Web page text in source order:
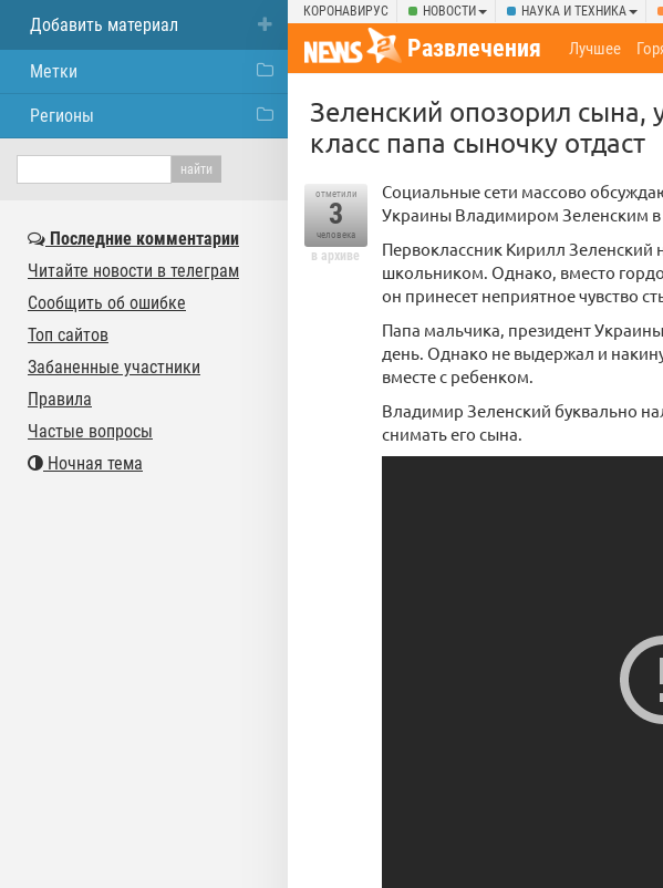
КОРОНАВИРУС НОВОСТИ НАУКА И ТЕХНИКА
Развлечения Лучшее
Зеленский опозорил сына,
класс папа сыночку отдаст
отметили
3
человека
в архиве
Социальные сети массово
Украины Владимиром Зеленским
Первоклассник Кирилл Зеленский
школьником. Однако, вместо
он принесет неприятное чувство
Папа мальчика, президент
день. Однако не выдержал и
вместе с ребенком.
Владимир Зеленский буквально
снимать его сына.
Добавить материал
Метки
Регионы
Последние комментарии
Читайте новости в телеграм
Сообщить об ошибке
Топ сайтов
Забаненные участники
Правила
Частые вопросы
Ночная тема